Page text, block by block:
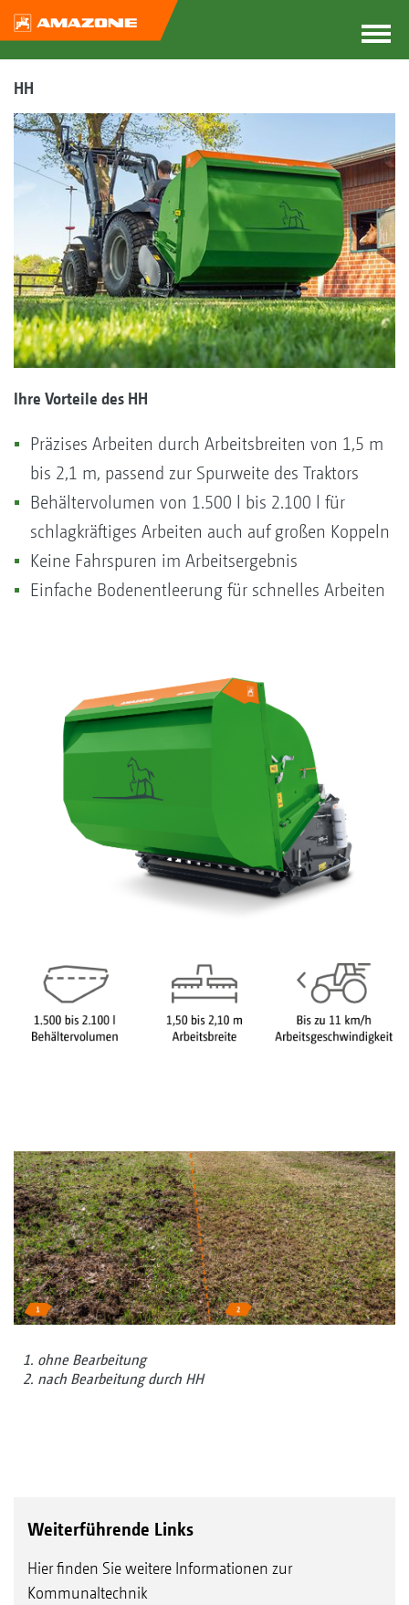
HH
Ihre Vorteile des HH
Präzises Arbeiten durch Arbeitsbreiten von 1,5 m
bis 2,1 m, passend zur Spurweite des Traktors
Behältervolumen von 1.500 l bis 2.100 l für
schlagkräftiges Arbeiten auch auf großen Koppeln
Keine Fahrspuren im Arbeitsergebnis
Einfache Bodenentleerung für schnelles Arbeiten
1. ohne Bearbeitung
2. nach Bearbeitung durch HH
Weiterführende Links
Hier finden Sie weitere Informationen zur
Kommunaltechnik